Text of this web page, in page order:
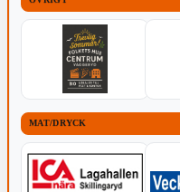
MAT/DRYCK